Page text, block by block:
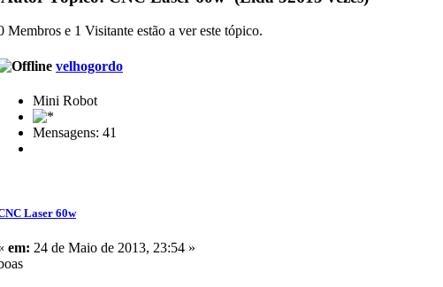
Membros e 1 Visitante estão a ver este tópico.
velhogordo
Mini Robot
Mensagens: 41
Laser 60w
em: 24 de Maio de 2013, 23:54 »